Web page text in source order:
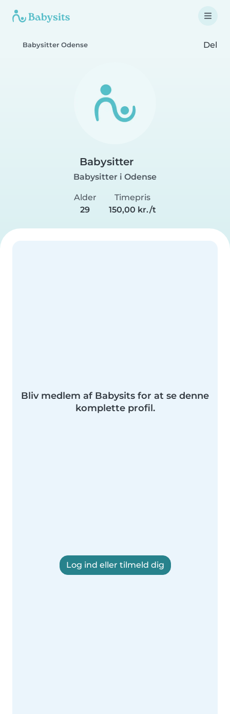
Babysitter Odense Del
Babysitter
Babysitter i Odense
Alder
29
Timepris
150,00 kr./t
Bliv medlem af Babysits for at se denne
komplette profil.
Log ind eller tilmeld dig